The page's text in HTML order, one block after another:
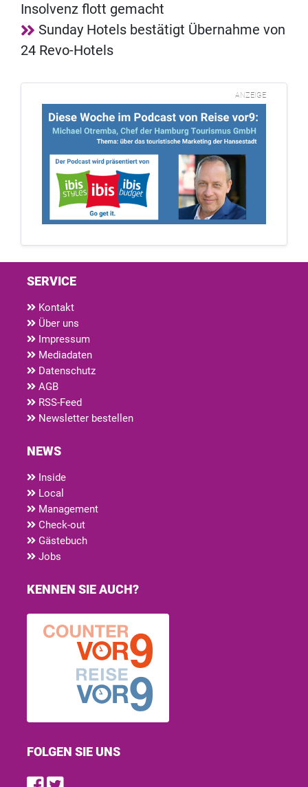
Insolvenz flott gemacht
Sunday Hotels bestätigt Übernahme von
24 Revo-Hotels
ANZEIGE
SERVICE
Kontakt
Über uns
Impressum
Mediadaten
Datenschutz
AGB
RSS-Feed
Newsletter bestellen
NEWS
Inside
Local
Management
Check-out
Gästebuch
Jobs
KENNEN SIE AUCH?
FOLGEN SIE UNS